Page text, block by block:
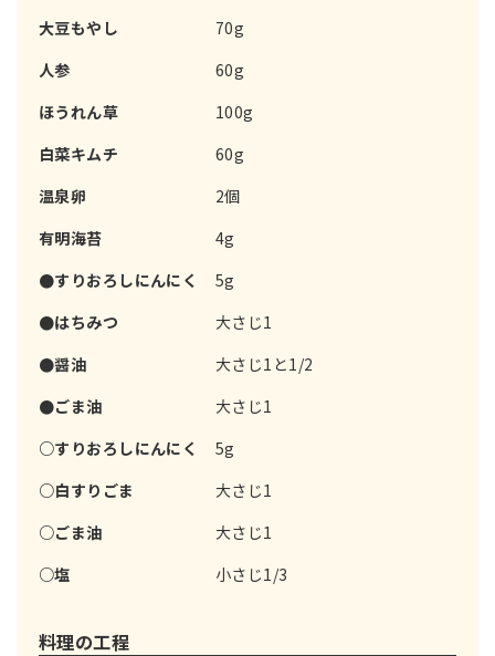
大豆もやし
70g
人参
60g
ほうれん草
100g
白菜キムチ
60g
温泉卵
2個
有明海苔
4g
●すりおろしにんにく
5g
●はちみつ
大さじ1
●醤油
大さじ1と1/2
●ごま油
大さじ1
○すりおろしにんにく
5g
○白すりごま
大さじ1
○ごま油
大さじ1
○塩
小さじ1/3
料理の工程